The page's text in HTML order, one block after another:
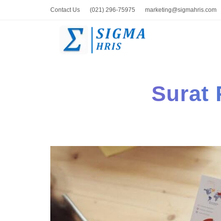
Contact Us (021) 296-75975 marketing@sigmahris.com
Surat